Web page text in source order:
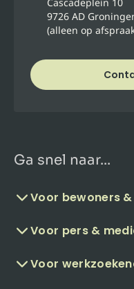
9726 AD
(alleen op
Ga snel naar...
Voor bewoners
Voor pers &
Voor